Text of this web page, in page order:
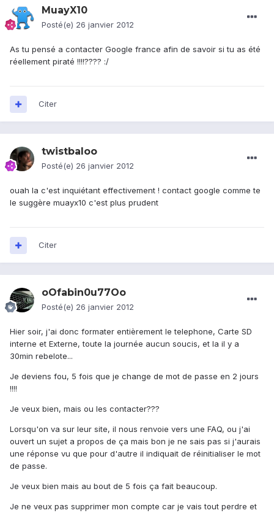
MuayX10
Posté(e) 26 janvier 2012
As tu pensé a contacter Google france afin de savoir si tu as été
réellement piraté !!!!???? :/
Citer
twistbaloo
Posté(e) 26 janvier 2012
ouah la c'est inquiétant effectivement ! contact google comme te
le suggère muayx10 c'est plus prudent
Citer
oOfabin0u77Oo
Posté(e) 26 janvier 2012
Hier soir, j'ai donc formater entièrement le telephone, Carte SD
interne et Externe, toute la journée aucun soucis, et la il y a
30min rebelote...
Je deviens fou, 5 fois que je change de mot de passe en 2 jours
!!!!
Je veux bien, mais ou les contacter???
Lorsqu'on va sur leur site, il nous renvoie vers une FAQ, ou j'ai
ouvert un sujet a propos de ça mais bon je ne sais pas si j'aurais
une réponse vu que pour d'autre il indiquait de réinitialiser le mot
de passe.
Je veux bien mais au bout de 5 fois ça fait beaucoup.
Je ne veux pas supprimer mon compte car je vais tout perdre et